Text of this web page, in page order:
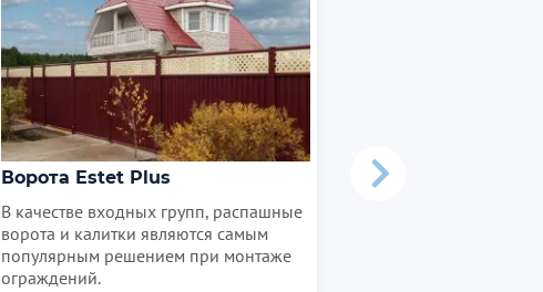
Ворота Estet Plus
В качестве входных групп, распашные
ворота и калитки являются самым
популярным решением при монтаже
ограждений.